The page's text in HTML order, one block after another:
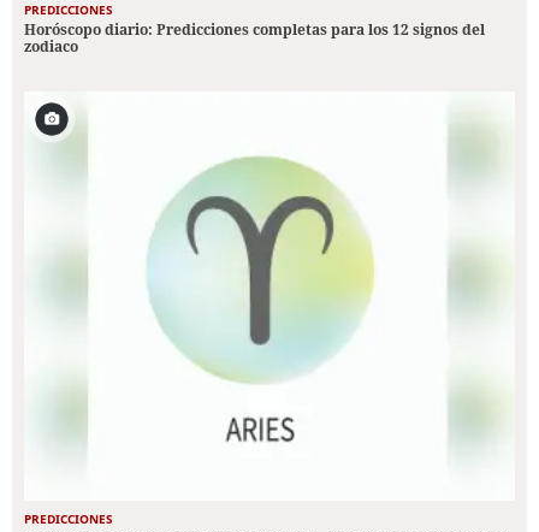
PREDICCIONES
Horóscopo diario: Predicciones completas para los 12 signos del
zodiaco
PREDICCIONES